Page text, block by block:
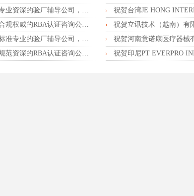
深圳市创思维企业-专业资深的验厂辅导公司，实力首选客户力荐
深圳市创思维企业-合规权威的RBA认证咨询公司，口碑首选强烈推荐
深圳市创思维企业-标准专业的验厂辅导公司，企业首选倾情力荐
深圳市创思维企业-规范资深的RBA认证咨询公司，客户首选由衷推荐